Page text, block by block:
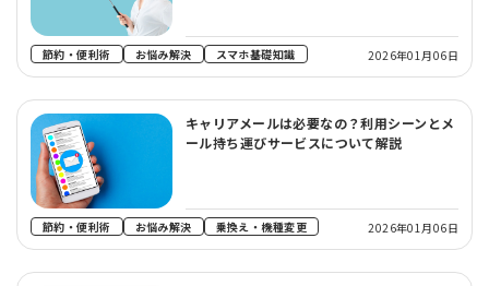
節約・便利術 お悩み解決 スマホ基礎知識 2026年01月06日
キャリアメールは必要なの？利用シーンとメ
ール持ち運びサービスについて解説
節約・便利術 お悩み解決 乗換え・機種変更 2026年01月06日